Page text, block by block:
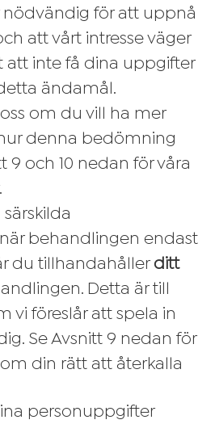
nödvändig för att uppnå
att vårt intresse väger
att inte få dina uppgifter
ändamål.
om du vill ha mer
denna bedömning
9 och 10 nedan för våra
särskilda
behandlingen endast
du tillhandahåller ditt
Detta är till
vi föreslår att spela in
Se Avsnitt 9 nedan för
din rätt att återkalla
personuppgifter